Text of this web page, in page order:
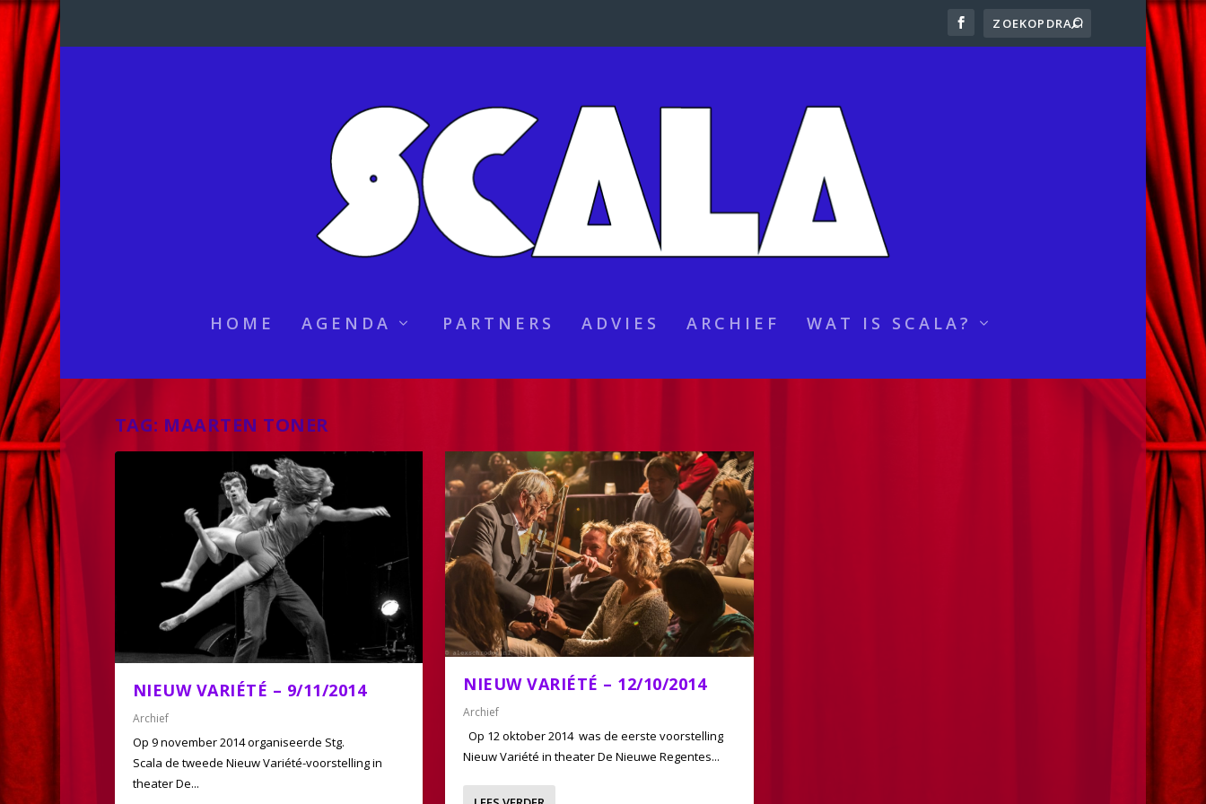
HOME AGENDA PARTNERS ADVIES ARCHIEF WAT IS SCALA?
TAG: MAARTEN TONER
NIEUW VARIÉTÉ – 9/11/2014
Archief
Op 9 november 2014 organiseerde Stg.
Scala de tweede Nieuw Variété-voorstelling in
theater De...
NIEUW VARIÉTÉ – 12/10/2014
Archief
Op 12 oktober 2014 was de eerste voorstelling
Nieuw Variété in theater De Nieuwe Regentes...